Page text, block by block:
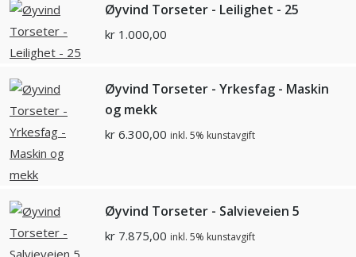
Øyvind Torseter - Leilighet - 25
kr 1.000,00
Øyvind Torseter - Yrkesfag - Maskin
og mekk
kr 6.300,00 inkl. 5% kunstavgift
Øyvind Torseter - Salvieveien 5
kr 7.875,00 inkl. 5% kunstavgift